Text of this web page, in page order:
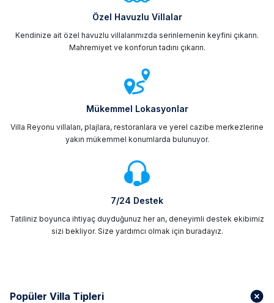
Özel Havuzlu Villalar
Kendinize ait özel havuzlu villalarımızda serinlemenin keyfini çıkarın.
Mahremiyet ve konforun tadını çıkarın.
Mükemmel Lokasyonlar
Villa Reyonu villaları, plajlara, restoranlara ve yerel cazibe merkezlerine
yakın mükemmel konumlarda bulunuyor.
7/24 Destek
Tatiliniz boyunca ihtiyaç duyduğunuz her an, deneyimli destek ekibimiz
sizi bekliyor. Size yardımcı olmak için buradayız.
Popüler Villa Tipleri